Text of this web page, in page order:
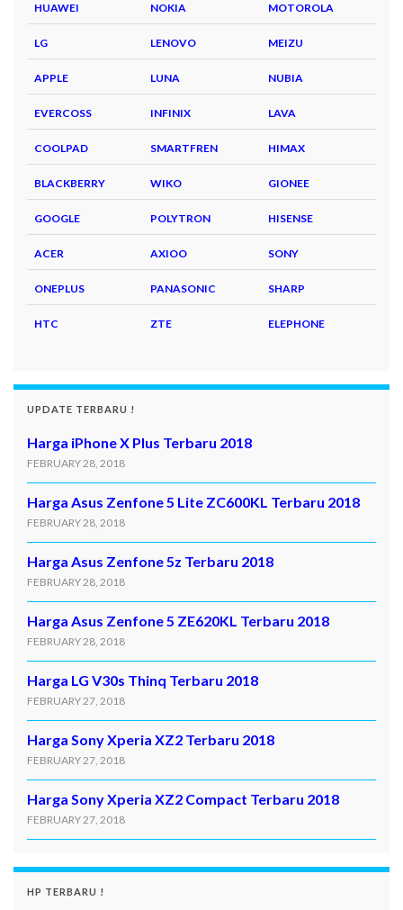
HUAWEI NOKIA MOTOROLA
LG LENOVO MEIZU
APPLE LUNA NUBIA
EVERCOSS INFINIX LAVA
COOLPAD SMARTFREN HIMAX
BLACKBERRY WIKO GIONEE
GOOGLE POLYTRON HISENSE
ACER AXIOO SONY
ONEPLUS PANASONIC SHARP
HTC ZTE ELEPHONE
UPDATE TERBARU !
Harga iPhone X Plus Terbaru 2018
FEBRUARY 28, 2018
Harga Asus Zenfone 5 Lite ZC600KL Terbaru 2018
FEBRUARY 28, 2018
Harga Asus Zenfone 5z Terbaru 2018
FEBRUARY 28, 2018
Harga Asus Zenfone 5 ZE620KL Terbaru 2018
FEBRUARY 28, 2018
Harga LG V30s Thinq Terbaru 2018
FEBRUARY 27, 2018
Harga Sony Xperia XZ2 Terbaru 2018
FEBRUARY 27, 2018
Harga Sony Xperia XZ2 Compact Terbaru 2018
FEBRUARY 27, 2018
HP TERBARU !